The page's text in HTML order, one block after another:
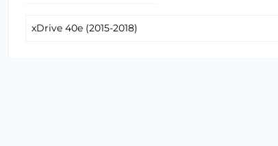
xDrive 40e (2015-2018)